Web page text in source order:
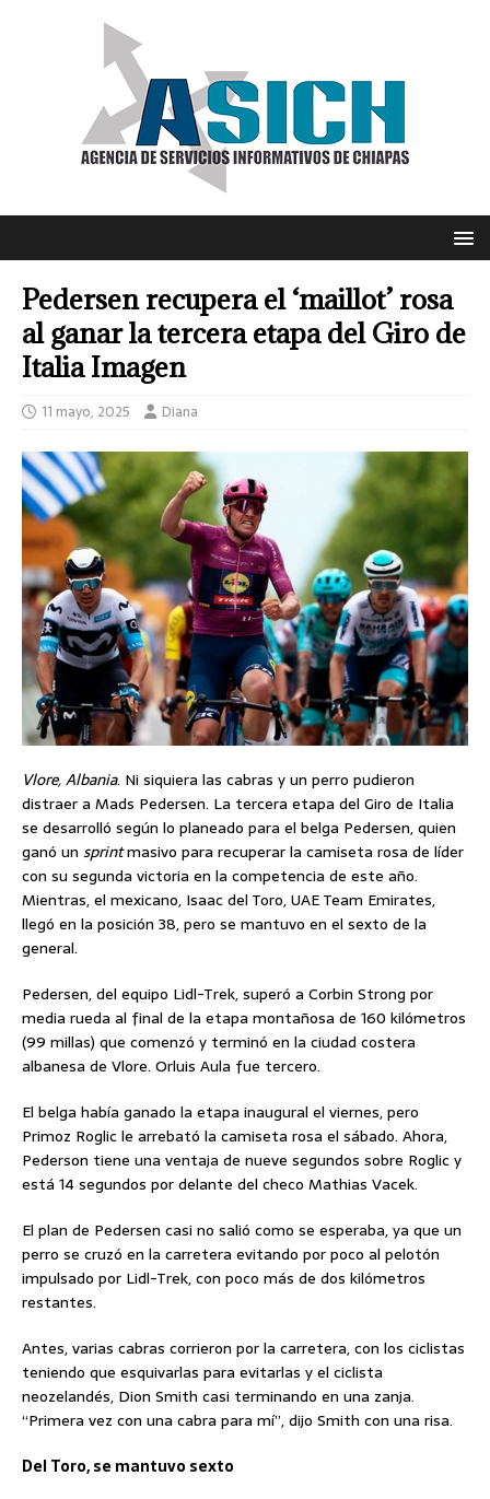
Pedersen recupera el ‘maillot’ rosa
al ganar la tercera etapa del Giro de
Italia Imagen
11 mayo, 2025 Diana
Vlore, Albania. Ni siquiera las cabras y un perro pudieron
distraer a Mads Pedersen. La tercera etapa del Giro de Italia
se desarrolló según lo planeado para el belga Pedersen, quien
ganó un sprintmasivo para recuperar la camiseta rosa de líder
con su segunda victoria en la competencia de este año.
Mientras, el mexicano, Isaac del Toro, UAE Team Emirates,
llegó en la posición 38, pero se mantuvo en el sexto de la
general.
Pedersen, del equipo Lidl-Trek, superó a Corbin Strong por
media rueda al final de la etapa montañosa de 160 kilómetros
(99 millas) que comenzó y terminó en la ciudad costera
albanesa de Vlore. Orluis Aula fue tercero.
El belga había ganado la etapa inaugural el viernes, pero
Primoz Roglic le arrebató la camiseta rosa el sábado. Ahora,
Pederson tiene una ventaja de nueve segundos sobre Roglic y
está 14 segundos por delante del checo Mathias Vacek.
El plan de Pedersen casi no salió como se esperaba, ya que un
perro se cruzó en la carretera evitando por poco al pelotón
impulsado por Lidl-Trek, con poco más de dos kilómetros
restantes.
Antes, varias cabras corrieron por la carretera, con los ciclistas
teniendo que esquivarlas para evitarlas y el ciclista
neozelandés, Dion Smith casi terminando en una zanja.
“Primera vez con una cabra para mí”, dijo Smith con una risa.
Del Toro, se mantuvo sexto